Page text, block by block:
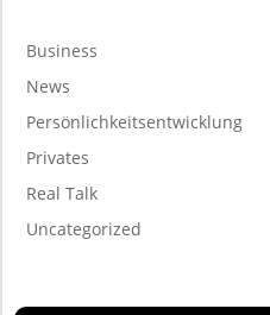
Business
News
Persönlichkeitsentwicklung
Privates
Real Talk
Uncategorized